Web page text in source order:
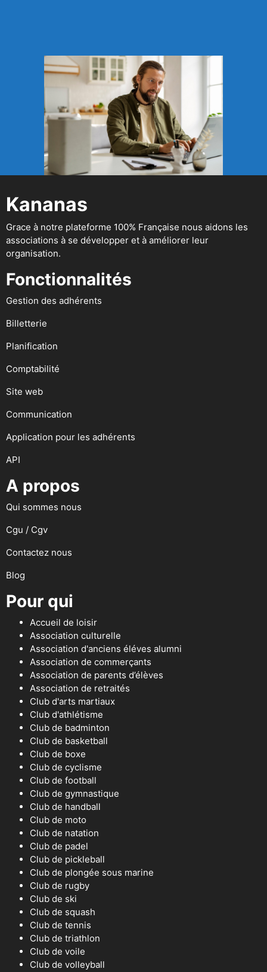
Kananas
Grace à notre plateforme 100% Française nous aidons les
associations à se développer et à améliorer leur
organisation.
Fonctionnalités
Gestion des adhérents
Billetterie
Planification
Comptabilité
Site web
Communication
Application pour les adhérents
API
A propos
Qui sommes nous
Cgu / Cgv
Contactez nous
Blog
Pour qui
Accueil de loisir
Association culturelle
Association d'anciens éléves alumni
Association de commerçants
Association de parents d’élèves
Association de retraités
Club d'arts martiaux
Club d'athlétisme
Club de badminton
Club de basketball
Club de boxe
Club de cyclisme
Club de football
Club de gymnastique
Club de handball
Club de moto
Club de natation
Club de padel
Club de pickleball
Club de plongée sous marine
Club de rugby
Club de ski
Club de squash
Club de tennis
Club de triathlon
Club de voile
Club de volleyball